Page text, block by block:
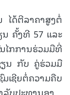
ດ້ຕີລາຄາສູງຕໍ່
ນ ຄັ້ງທີ 57 ແລະ
ໄກການຮ່ວມມືທີ່
ຽນ ກັບ ຄູ່ຮ່ວມມື
ເຊີຍຕໍ່ຄວາມຄືບ
ບປະທານອາ